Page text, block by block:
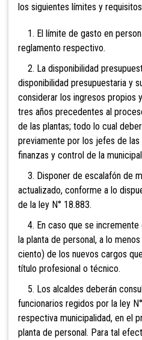
los siguientes límites y
1. El límite de gasto en
reglamento respectivo.
2. La disponibilidad
disponibilidad presupuestaria y
considerar los ingresos propios
tres años precedentes al
de las plantas; todo lo cual
previamente por los jefes de
finanzas y control de la
3. Disponer de escalafón de
actualizado, conforme a lo
de la ley N° 18.883.
4. En caso que se
la planta de personal, a lo
ciento) de los nuevos cargos
título profesional o técnico.
5. Los alcaldes deberán
funcionarios regidos por la ley
respectiva municipalidad, en el
planta de personal. Para tal